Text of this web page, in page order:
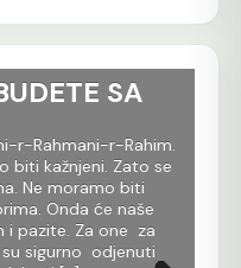
SA
r-Rahmani-r-Rahim.
biti kažnjeni. Zato se
Ne moramo biti
Onda će naše
i pazite. Za one za
sigurno odjenuti